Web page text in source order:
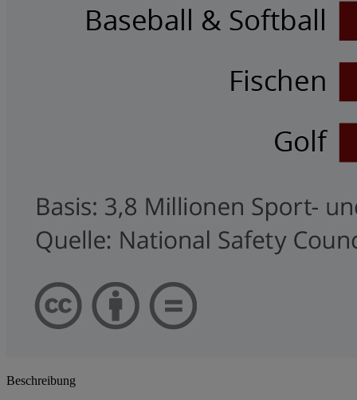
Beschreibung